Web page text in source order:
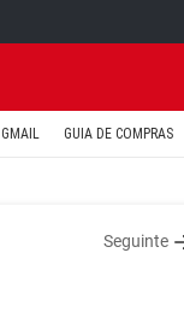
GMAIL GUIA DE COMPRAS
Seguinte